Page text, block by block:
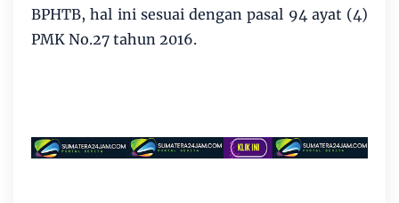
BPHTB, hal ini sesuai dengan pasal 94 ayat (4)
PMK No.27 tahun 2016.